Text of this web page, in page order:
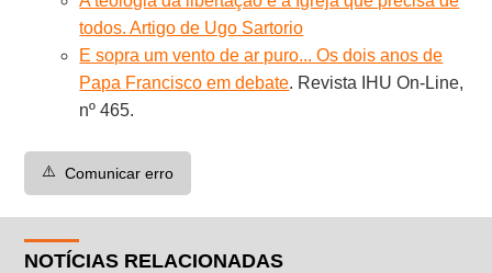
todos. Artigo de Ugo Sartorio
E sopra um vento de ar puro... Os dois anos de
Papa Francisco em debate. Revista IHU On-Line,
nº 465.
⚠️ Comunicar erro
NOTÍCIAS RELACIONADAS